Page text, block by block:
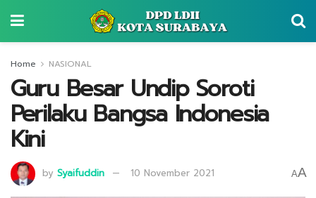
Home NASIONAL
Guru Besar Undip Soroti
Perilaku Bangsa Indonesia
Kini
by Syaifuddin 10 November 2021 AA